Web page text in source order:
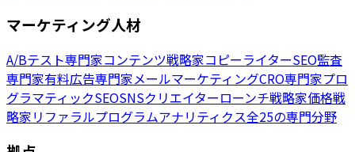
マーケティング人材
A/Bテスト専門家コンテンツ戦略家コピーライターSEO監査
専門家有料広告専門家メールマーケティングCRO専門家プロ
グラマティックSEOSNSクリエイターローンチ戦略家価格戦
略家リファラルプログラムアナリティクス全25の専門分野